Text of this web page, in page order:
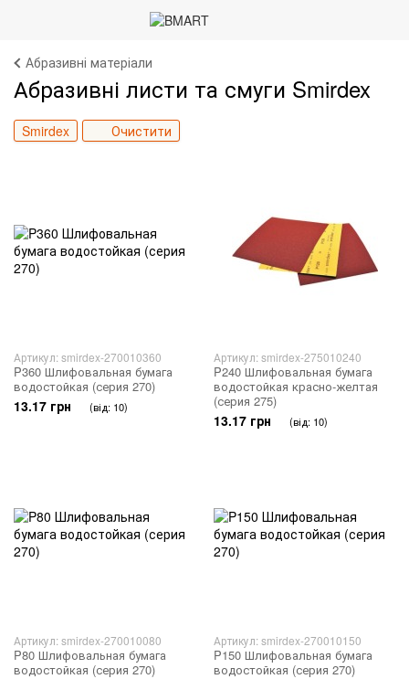
Абразивні матеріали
Абразивні листи та смуги Smirdex
Smirdex Очистити
Артикул: smirdex-270010360
P360 Шлифовальная бумага
водостойкая (серия 270)
13.17 грн (від: 10)
Артикул: smirdex-275010240
P240 Шлифовальная бумага
водостойкая красно-желтая
(серия 275)
13.17 грн (від: 10)
Артикул: smirdex-270010080
P80 Шлифовальная бумага
водостойкая (серия 270)
Артикул: smirdex-270010150
P150 Шлифовальная бумага
водостойкая (серия 270)